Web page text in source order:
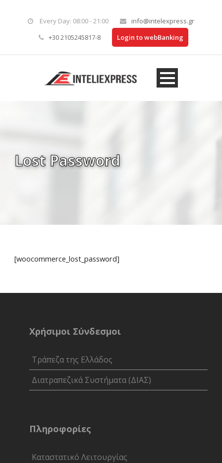
Every Day: 08:00 - 21:00
info@intelexpress.gr
+30 2105245817-8
Login to webBanking
Lost Password
[woocommerce_lost_password]
Χρήσιμοι Σύνδεσμοι
Τράπεζα της Ελλάδος
Διατραπεζικά Συστήματα (ΔΙΑΣ)
Πληροφορίες
Καταστατικό Λειτουργίας